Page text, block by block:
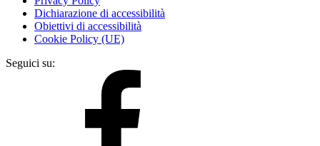
Dichiarazione di accessibilità
Obiettivi di accessibilità
Cookie Policy (UE)
Seguici su: